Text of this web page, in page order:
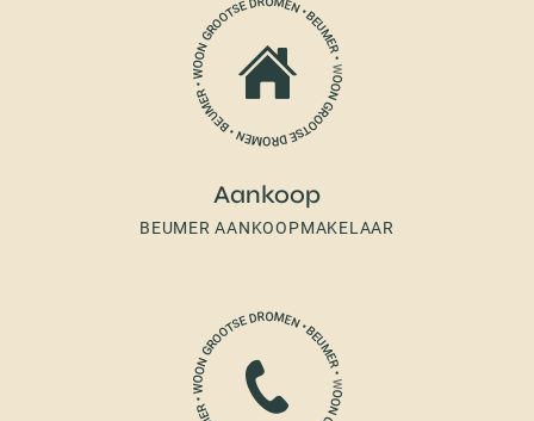
Aankoop
BEUMER AANKOOPMAKELAAR